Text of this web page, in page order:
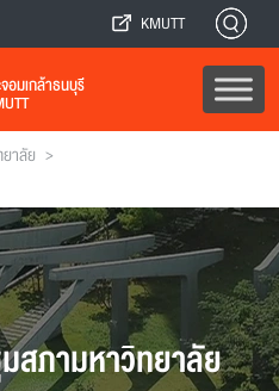
KMUTT
อมเกล้าธนบุรี
าลัย >
สภามหาวิทยาลัย